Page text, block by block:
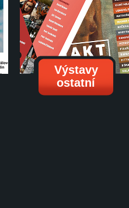
Výstavy
ostatní